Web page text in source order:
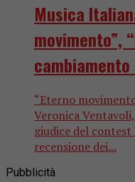
Musica
movimento”,
“Eterno
Veronica
giudice del
recensione dei...
Pubblicità